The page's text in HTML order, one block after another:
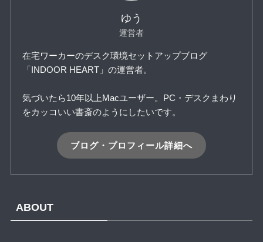
ゆう
運営者
在宅ワーカーのデスク環境セットアップブログ
「INDOOR HEART」の運営者。
気づいたら10年以上Macユーザー。PC・デスクまわり
をカッコいい書斎のようにしたいです。
ブログ・プロフィール詳細へ
ABOUT